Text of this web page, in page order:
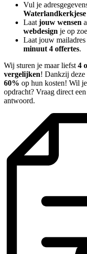
Vul je
Waterlandkerkjese
Laat jouw wensen
webdesign je op
Laat jouw
minuut 4 offertes.
Wij sturen je maar liefst 4
vergelijken! Dankzij deze
60% op hun kosten! Wil
opdracht? Vraag direct
antwoord.